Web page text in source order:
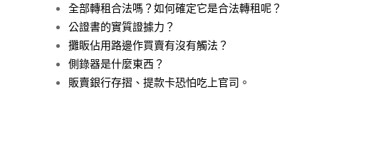
全部轉租合法嗎？如何確定它是合法轉租呢？
公證書的實質證據力？
攤眅佔用路邊作買賣有沒有觸法？
側錄器是什麼東西？
販賣銀行存摺、提款卡恐怕吃上官司。